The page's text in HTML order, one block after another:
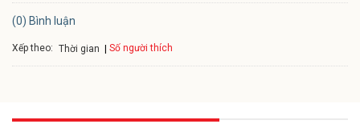
(0) Bình luận
Xếp theo: Thời gian Số người thích